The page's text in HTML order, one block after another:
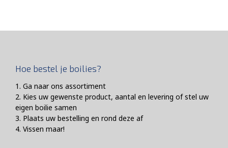
Hoe bestel je boilies?
1. Ga naar ons assortiment
2. Kies uw gewenste product, aantal en levering of stel uw
eigen boilie samen
3. Plaats uw bestelling en rond deze af
4. Vissen maar!